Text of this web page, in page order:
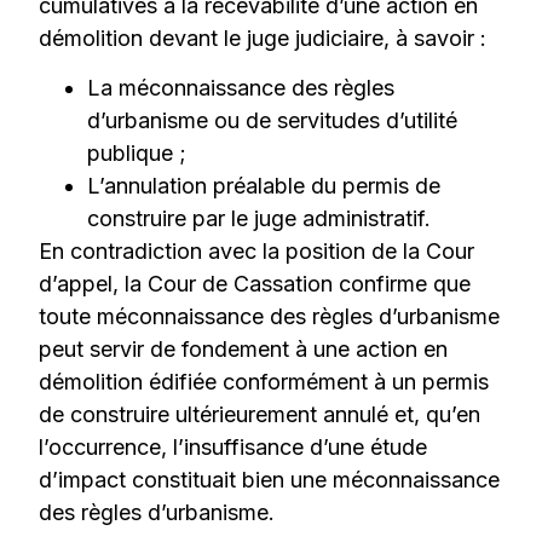
cumulatives à la recevabilité d’une action en
démolition devant le juge judiciaire, à savoir :
La méconnaissance des règles
d’urbanisme ou de servitudes d’utilité
publique ;
L’annulation préalable du permis de
construire par le juge administratif.
En contradiction avec la position de la Cour
d’appel, la Cour de Cassation confirme que
toute méconnaissance des règles d’urbanisme
peut servir de fondement à une action en
démolition édifiée conformément à un permis
de construire ultérieurement annulé et, qu’en
l’occurrence, l’insuffisance d’une étude
d’impact constituait bien une méconnaissance
des règles d’urbanisme.